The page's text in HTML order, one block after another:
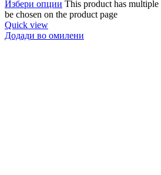
Избери опции This product has
be chosen on the product page
Quick view
Додади во омилени